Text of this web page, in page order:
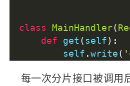
class MainHandler(
def get (self):
        self
.write(
每一次分片接口被调用